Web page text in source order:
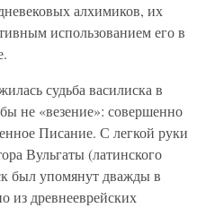
алхимиков, их
использованием его в
судьба василиска в
не «везение»: совершенно
Писание. С легкой руки
Вульгаты (латинского
был упомянут дважды в
из древнееврейских